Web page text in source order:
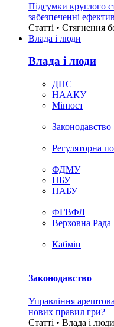
Підсумки круглого
забезпеченні
Статті • Стягнення
Влада i люди
Влада i люди
ДПС
НААКУ
Мінюст
Законодавство
Регуляторна
ФДМУ
НБУ
НАБУ
ФГВФЛ
Верховна Рада
Кабмін
Законодавство
Управління
нових правил гри?
Статті • Влада i люди